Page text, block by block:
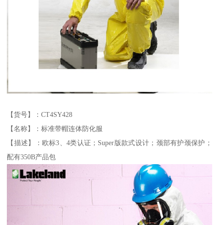
【货号】：CT4SY428
【名称】：标准带帽连体防化服
【描述】：欧标3、4类认证；Super版款式设计；颈部有护颈保护；
配有350B产品包